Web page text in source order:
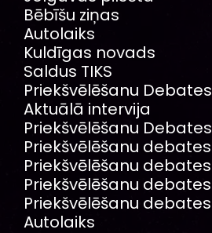
Bēbīšu ziņas
Autolaiks
Kuldīgas novads
Saldus TIKS
Priekšvēlēšanu Debates
Aktuālā intervija
Priekšvēlēšanu Debates
Priekšvēlēšanu debates
Priekšvēlēšanu debates
Priekšvēlēšanu debates
Priekšvēlēšanu debates
Autolaiks